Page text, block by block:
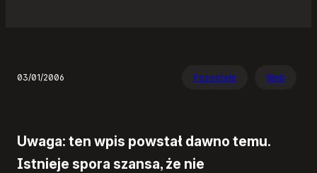
03/01/2006 Pozostałe Web
Uwaga: ten wpis powstał dawno temu.
Istnieje spora szansa, że nie